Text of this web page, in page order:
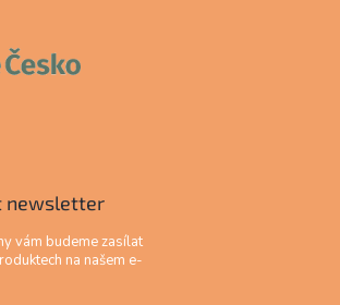
newsletter
vám budeme zasílat
na našem e-